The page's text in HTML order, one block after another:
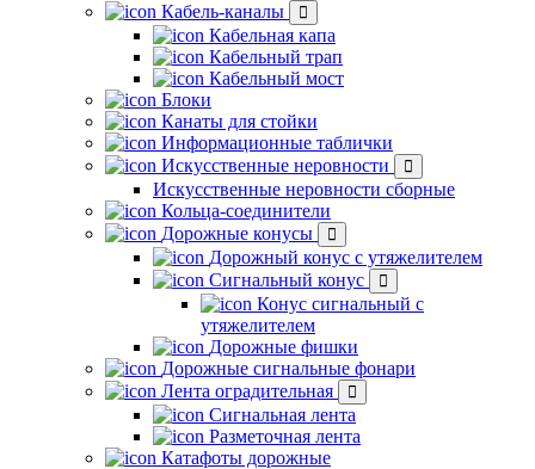
Кабель-каналы
Кабельная капа
Кабельный трап
Кабельный мост
Блоки
Канаты для стойки
Информационные таблички
Искусственные неровности
Искусственные неровности сборные
Кольца-соединители
Дорожные конусы
Дорожный конус с утяжелителем
Сигнальный конус
Конус сигнальный с
утяжелителем
Дорожные фишки
Дорожные сигнальные фонари
Лента оградительная
Сигнальная лента
Разметочная лента
Катафоты дорожные